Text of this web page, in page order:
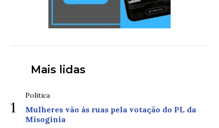
Mais lidas
1
Política
Mulheres vão às ruas pela votação do PL da
Misoginia